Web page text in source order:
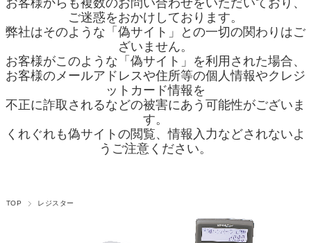
ご迷惑をおかけしております。
弊社はそのような「偽サイト」との一切の関わりはご
ざいません。
お客様がこのような「偽サイト」を利用された場合、
お客様のメールアドレスや住所等の個人情報やクレジ
ットカード情報を
不正に詐取されるなどの被害にあう可能性がございま
す。
くれぐれも偽サイトの閲覧、情報入力などされないよ
うご注意ください。
TOP レジスター